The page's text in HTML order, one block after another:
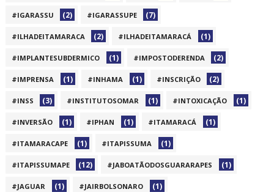
#IGARASSU (2) #IGARASSUPE (7)
#ILHADEITAMARACA (2) #ILHADEITAMARACÁ (1)
#IMPLANTESUBDERMICO (1) #IMPOSTODERENDA (2)
#IMPRENSA (1) #INHAMA (1) #INSCRIÇÃO (2)
#INSS (3) #INSTITUTOSOMAR (1) #INTOXICAÇÃO (1)
#INVERSÃO (1) #IPHAN (1) #ITAMARACÁ (1)
#ITAMARACAPE (1) #ITAPISSUMA (1)
#ITAPISSUMAPE (12) #JABOATÃODOSGUARARAPES (1)
#JAGUAR (1) #JAIRBOLSONARO (1)